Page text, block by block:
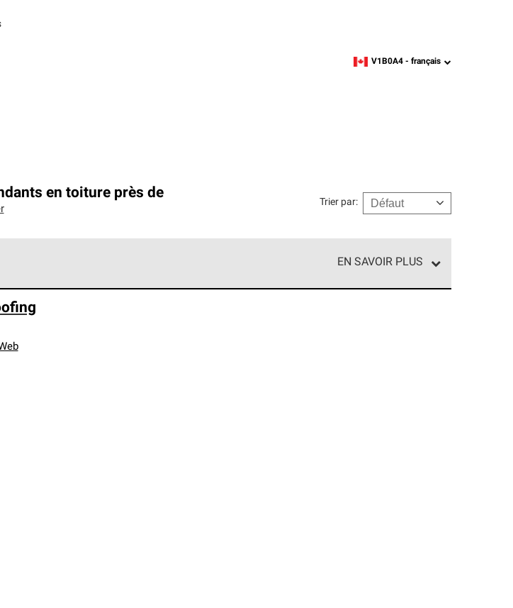
zipcode,language
V1B0A4 - français
en toiture près de
Trier par:
EN SAVOIR PLUS
et à des exigences rigoureuses en matière de professionnalisme et de fiabilité.